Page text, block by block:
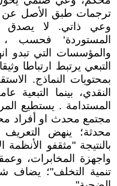
ترجمات طبق الأصل عن
وعي ذاتي. لا يصدق
المستوردة‘ فحسب
والمؤسسات التي تبدو
التبعي يرتبط ارتباطا
بمحتويات النماذج.
النقدي، بينما التبعية
المستدامة . يستطيع
مجتمع محدث او أفراد
محدثة؛ ينهض
بالنتيجة "مثقفو الأنظمة
واجهزة المخابرات،
تنمية التخلف"؛ يضاف